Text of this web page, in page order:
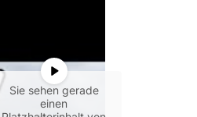
Sie sehen gerade
einen